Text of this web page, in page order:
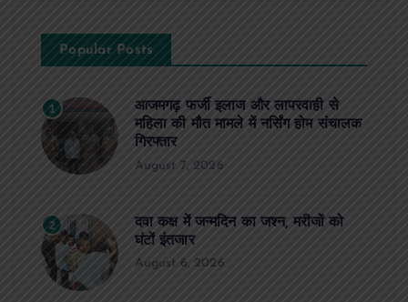
n
Popular Posts
1
आजमगढ़ फर्जी इलाज और लापरवाही से
महिला की मौत मामले में नर्सिंग होम संचालक
गिरफ्तार
August 7, 2026
2
दवा कक्ष में जन्मदिन का जश्न, मरीजों को
घंटों इंतजार
August 6, 2026